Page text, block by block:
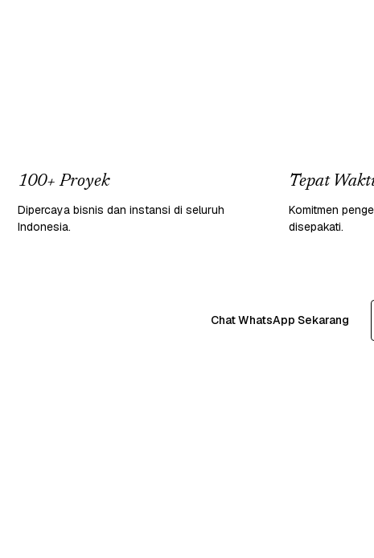
100+ Proyek
Dipercaya bisnis dan instansi di seluruh
Indonesia.
Tepat
Komitmen
disepakati.
Chat WhatsApp Sekarang